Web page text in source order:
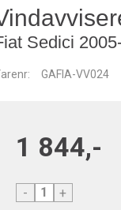
Sedici
GAFIA-VV024
1 844,-
- +